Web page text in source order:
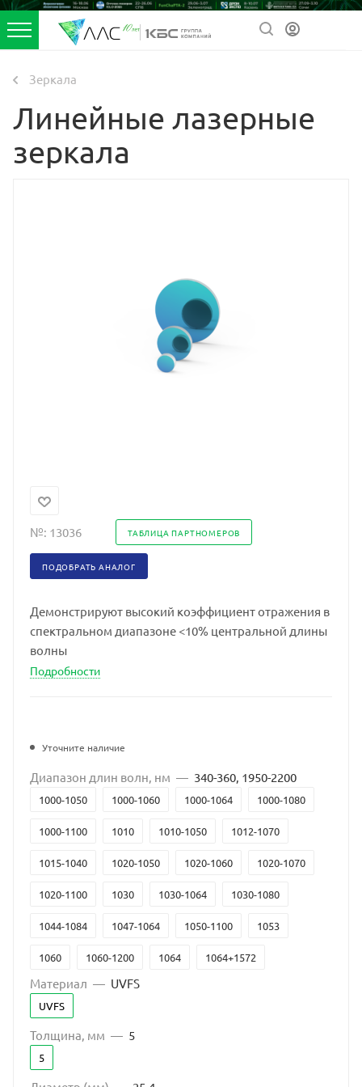
Зеркала
Линейные лазерные
зеркала
№: 13036 ТАБЛИЦА ПАРТНОМЕРОВ
ПОДОБРАТЬ АНАЛОГ
Демонстрируют высокий коэффициент отражения в
спектральном диапазоне <10% центральной длины
волны
Подробности
Уточните наличие
Диапазон длин волн, нм — 340-360, 1950-2200
1000-1050 1000-1060 1000-1064 1000-1080
1000-1100 1010 1010-1050 1012-1070
1015-1040 1020-1050 1020-1060 1020-1070
1020-1100 1030 1030-1064 1030-1080
1044-1084 1047-1064 1050-1100 1053
1060 1060-1200 1064 1064+1572
1064+633 1070
1160-1240, 1890-1990; 1890, 1900, 1910, 1940, 1965
1288-1344
1520-1570 1535
Материал — UVFS
UVFS
Толщина, мм — 5
5